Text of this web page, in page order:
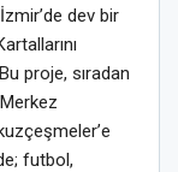
dev bir
proje, sıradan
futbol,